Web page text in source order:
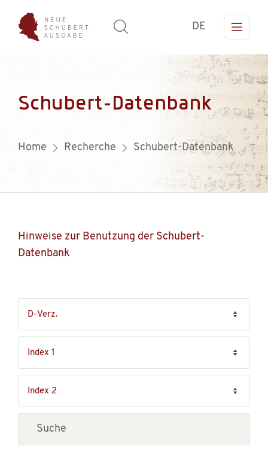
DE
Schubert-Datenbank
Home Recherche Schubert-Datenbank
Hinweise zur Benutzung der Schubert-
Datenbank